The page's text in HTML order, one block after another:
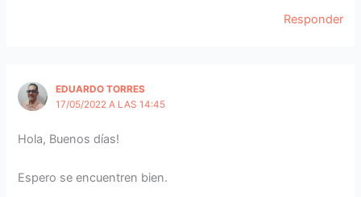
Responder
EDUARDO TORRES
17/05/2022 A LAS 14:45
Hola, Buenos días!
Espero se encuentren bien.